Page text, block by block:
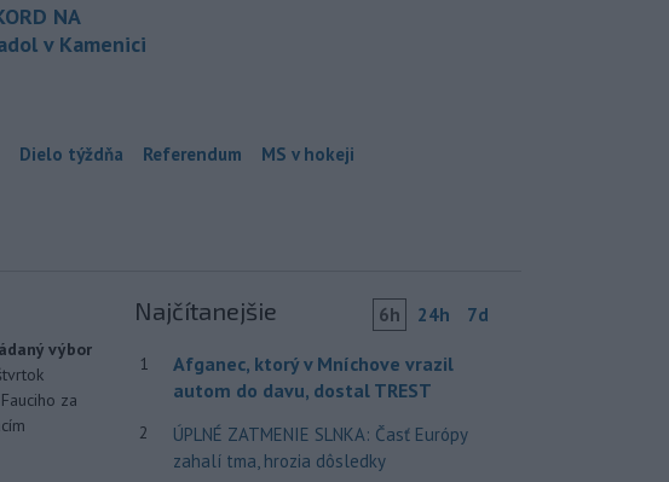
NA
v Kamenici
Dielo týždňa Referendum MS v hokeji
výbor
za
Najčítanejšie 6h 24h 7d
1
Afganec, ktorý v Mníchove vrazil
autom do davu, dostal TREST
2
ÚPLNÉ ZATMENIE SLNKA: Časť Európy
zahalí tma, hrozia dôsledky